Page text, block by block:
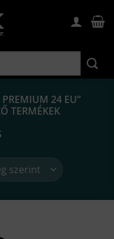
24 EU”
TERMÉKEK